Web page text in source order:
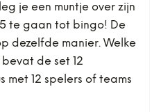
je een muntje over zijn
te gaan tot bingo! De
dezelfde manier. Welke
de set 12
met 12 spelers of teams